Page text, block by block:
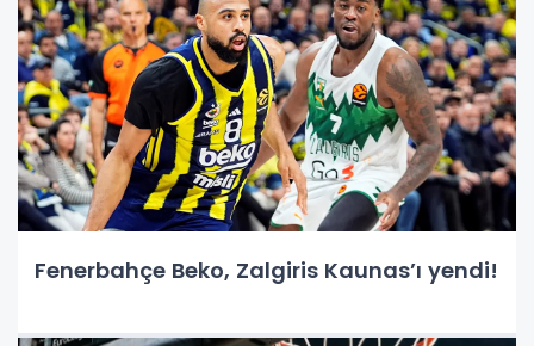
Fenerbahçe Beko, Zalgiris Kaunas’ı yendi!